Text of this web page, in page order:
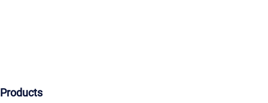
Products